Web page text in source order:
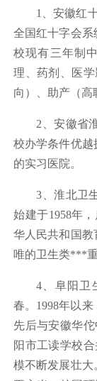
1、安徽红
全国红十字会
校现有三年制
理、药剂、医
向）、助产（高
2、安徽省
校办学条件优越
的实习医院。
3、淮北卫
始建于1958年
华人民共和国
唯的卫生类***
4、阜阳卫
春。1998年以
先后与安徽华
阳市工读学校
模不断发展壮大